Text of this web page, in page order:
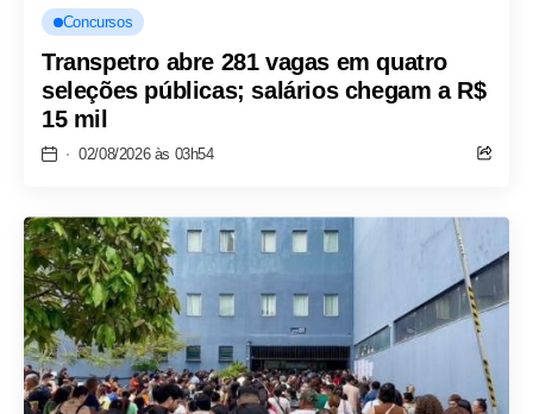
Concursos
Transpetro abre 281 vagas em quatro
seleções públicas; salários chegam a R$
15 mil
02/08/2026 às 03h54